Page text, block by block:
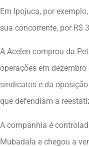
Em Ipojuca, por
sua concorrente, por R$
A Acelen comprou da
operações em
sindicatos e da
que defendiam a
A companhia é
Mubadala e chegou a